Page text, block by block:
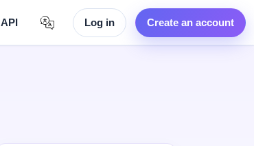
API Log in Create an account